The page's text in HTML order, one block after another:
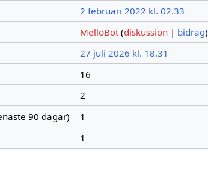
2 februari 2022 kl. 02.33
MelloBot (diskussion| bidrag)
27 juli 2026 kl. 18.31
16
2
90 dagar)
1
1